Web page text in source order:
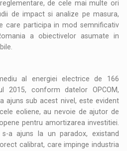
de cele mai multe ori
de impact si analize pe masura,
care participa in mod semnificativ
a obiectivelor asumate in
al energiei electrice de 166
2015, conform datelor OPCOM,
ajuns sub acest nivel, este evident
eoliene, au nevoie de ajutor de
pentru amortizarea investitiei.
a ajuns la un paradox, existand
calibrat, care impinge industria